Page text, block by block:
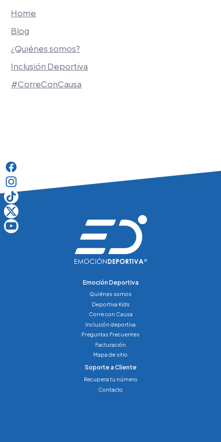
Home
Blog
¿Quiénes somos?
Inclusión Deportiva
#CorreConCausa
Emoción Deportiva
Quiénes somos
Deportiva Kids
Corre con Causa
Inclusión deportiva
Preguntas Frecuentes
Facturación
Mapa de sitio
Soporte a Cliente
Recupera tu número
Contacto